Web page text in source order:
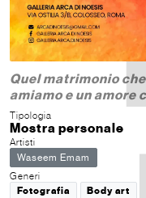
Quel matrimonio
amiamo e un amore
Tipologia
Mostra personale
Artisti
Waseem Emam
Generi
Fotografia
Body art